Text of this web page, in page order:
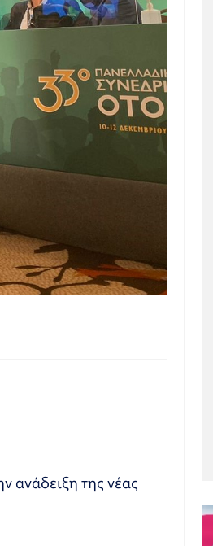
ανάδειξη της νέας